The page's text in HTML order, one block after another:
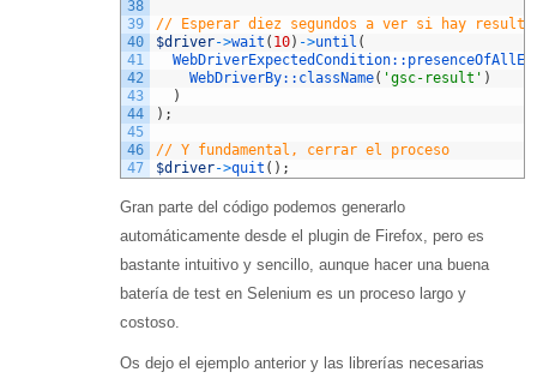
38
39
40
41
42
43
44
45
46
47
// Esperar diez segundos a ver si hay
$driver->wait ( 10) ->until (
WebDriverExpectedCondition::
WebDriverBy:: className( 'gsc-result' )
)
) ;
// Y fundamental, cerrar el proceso
$driver->quit ( ) ;
Gran parte del código podemos generarlo
automáticamente desde el plugin de Firefox, pero es
bastante intuitivo y sencillo, aunque hacer una buena
batería de test en Selenium es un proceso largo y
costoso.
Os dejo el ejemplo anterior y las librerías necesarias